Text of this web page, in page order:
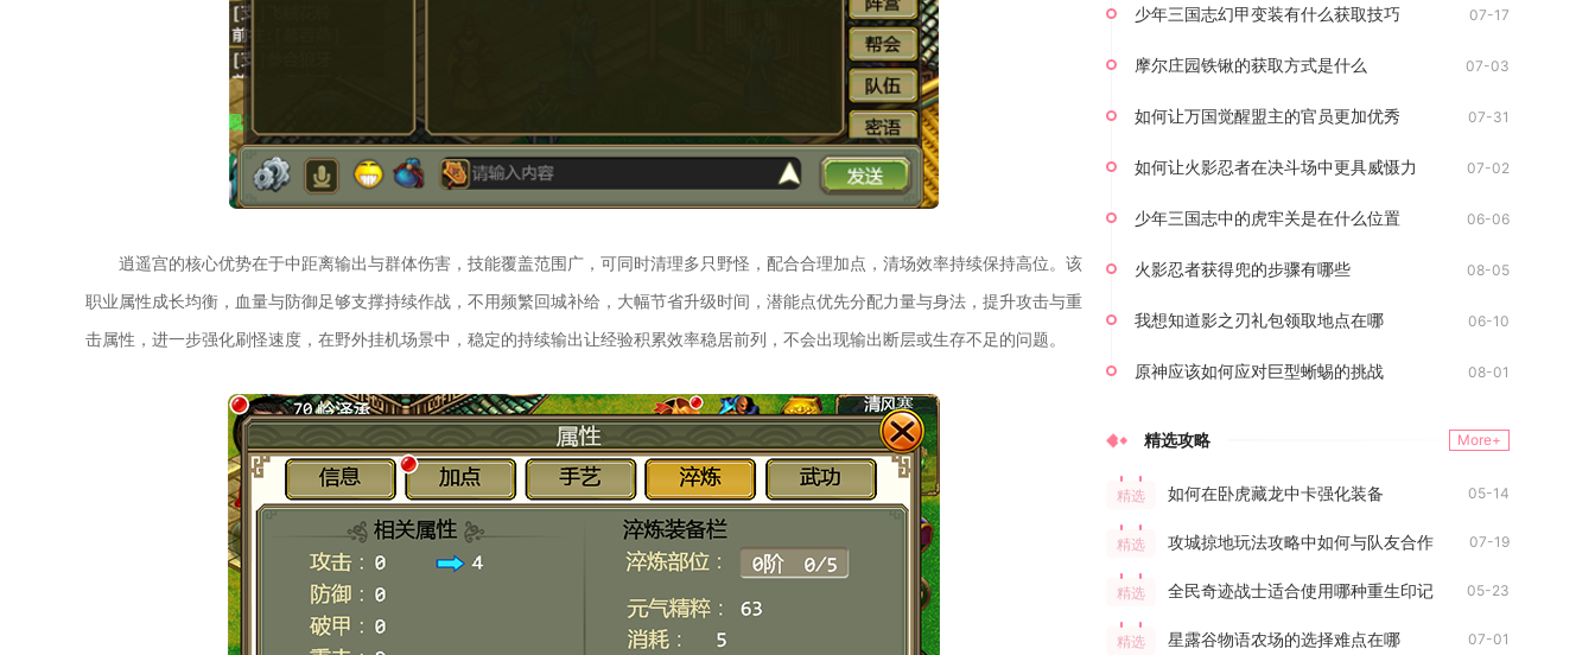
逍遥宫的核心优势在于中距离输出与群体伤害，技能覆盖范围广，可同时清理多只野怪，配合合理加点，清场效率持续保持高位。该
职业属性成长均衡，血量与防御足够支撑持续作战，不用频繁回城补给，大幅节省升级时间，潜能点优先分配力量与身法，提升攻击与重
击属性，进一步强化刷怪速度，在野外挂机场景中，稳定的持续输出让经验积累效率稳居前列，不会出现输出断层或生存不足的问题。
少年三国志幻甲变装有什么获取技巧 07-17
摩尔庄园铁锹的获取方式是什么 07-03
如何让万国觉醒盟主的官员更加优秀 07-31
如何让火影忍者在决斗场中更具威慑力 07-02
少年三国志中的虎牢关是在什么位置 06-06
火影忍者获得兜的步骤有哪些 08-05
我想知道影之刃礼包领取地点在哪 06-10
原神应该如何应对巨型蜥蜴的挑战 08-01
精选攻略 More+
精选 如何在卧虎藏龙中卡强化装备 05-14
精选 攻城掠地玩法攻略中如何与队友合作 07-19
精选 全民奇迹战士适合使用哪种重生印记 05-23
精选 星露谷物语农场的选择难点在哪 07-01